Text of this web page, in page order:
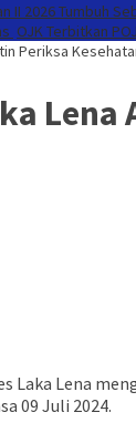
II 2026 Tumbuh
OJK Terbitkan
Periksa
Laka Lena
09 Juli 2024.